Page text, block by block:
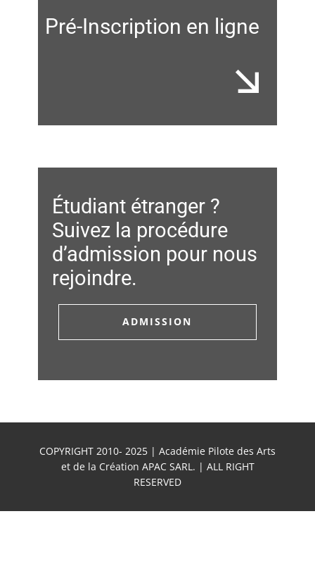
Pré-Inscription en ligne
Étudiant étranger ?
Suivez la procédure
d’admission pour nous
rejoindre.
ADMISSION
COPYRIGHT 2010- 2025 | Académie Pilote des Arts
et de la Création APAC SARL. | ALL RIGHT
RESERVED